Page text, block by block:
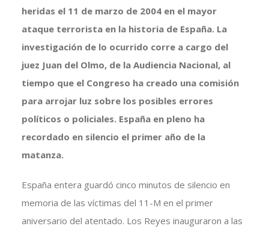
heridas el 11 de marzo de 2004 en el mayor
ataque terrorista en la historia de España. La
investigación de lo ocurrido corre a cargo del
juez Juan del Olmo, de la Audiencia Nacional, al
tiempo que el Congreso ha creado una comisión
para arrojar luz sobre los posibles errores
políticos o policiales. España en pleno ha
recordado en silencio el primer año de la
matanza.
España entera guardó cinco minutos de silencio en
memoria de las víctimas del 11-M en el primer
aniversario del atentado. Los Reyes inauguraron a las